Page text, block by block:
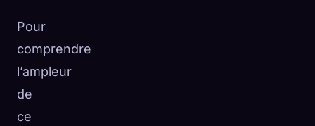
Pour
comprendre
l’ampleur
de
ce